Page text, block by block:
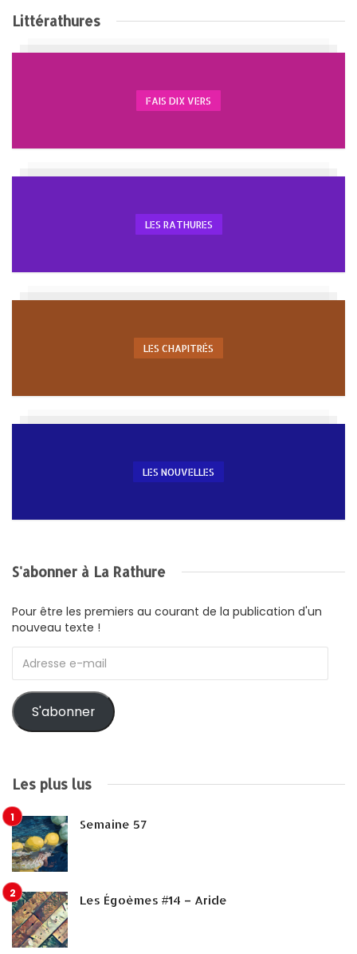
Littérathures
FAIS DIX VERS
LES RATHURES
LES CHAPITRÉS
LES NOUVELLES
S'abonner à La Rathure
Pour être les premiers au courant de la publication d'un
nouveau texte !
e-
S'abonner
Les plus lus
Semaine 57
Les Égoèmes #14 – Aride